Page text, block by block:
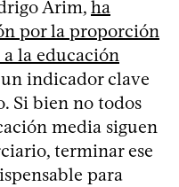
Arim, ha
por la proporción
la educación
indicador clave
Si bien no todos
media siguen
terminar ese
para